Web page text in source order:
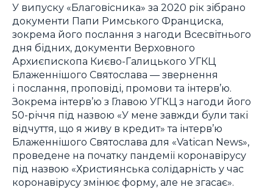
У випуску «Благовісника» за 2020 рік зібрано
документи Папи Римського Франциска,
зокрема його послання з нагоди Всесвітнього
дня бідних, документи Верховного
Архиєпископа Києво-Галицького УГКЦ
Блаженнішого Святослава — звернення
і послання, проповіді, промови та інтерв’ю.
Зокрема інтерв’ю з Главою УГКЦ з нагоди його
50-річчя під назвою «У мене завжди були такі
відчуття, що я живу в кредит» та інтерв’ю
Блаженнішого Святослава для «Vatican News»,
проведене на початку пандемії коронавірусу
під назвою «Християнська солідарність у час
коронавірусу змінює форму, але не згасає».